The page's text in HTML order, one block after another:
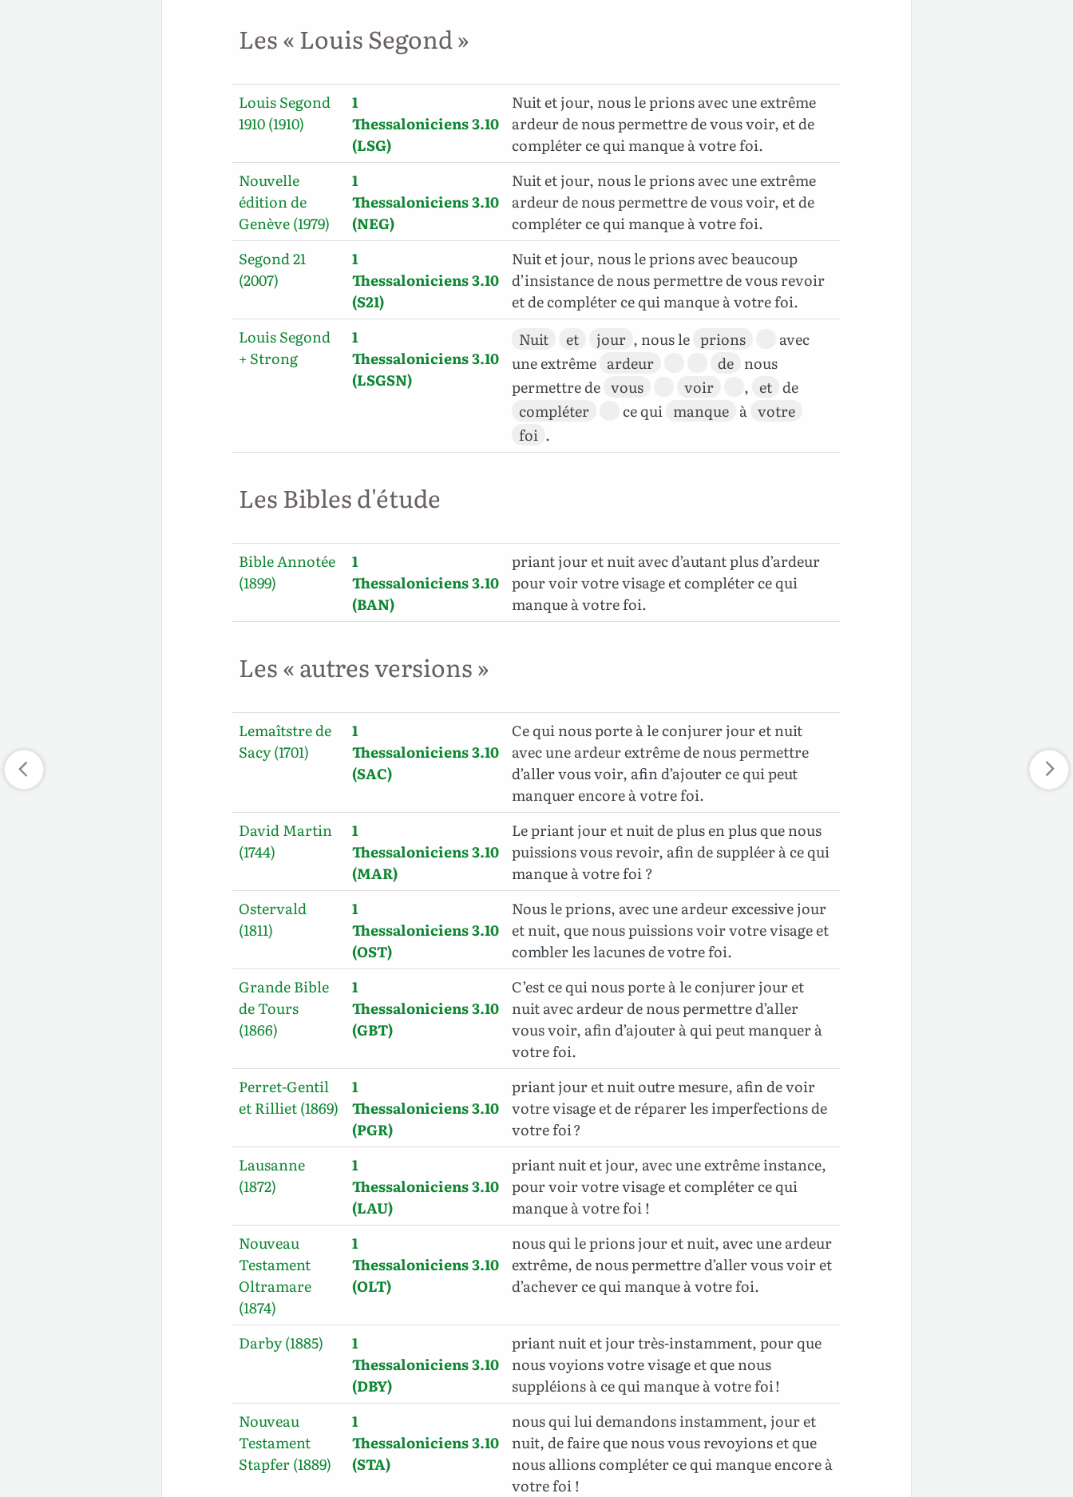
Les « Louis Segond »
Louis Segond
1910 (1910)
1
Thessaloniciens 3.10
(LSG)
Nuit et jour, nous le prions avec une extrême
ardeur de nous permettre de vous voir, et de
compléter ce qui manque à votre foi.
Nouvelle
édition de
Genève (1979)
1
Thessaloniciens 3.10
(NEG)
Nuit et jour, nous le prions avec une extrême
ardeur de nous permettre de vous voir, et de
compléter ce qui manque à votre foi.
Segond 21
(2007)
1
Thessaloniciens 3.10
(S21)
Nuit et jour, nous le prions avec beaucoup
d’insistance de nous permettre de vous revoir
et de compléter ce qui manque à votre foi.
Louis Segond
+ Strong
1
Thessaloniciens 3.10
(LSGSN)
Nuit et jour , nous le prions
avec
une extrême ardeur de nous
permettre de vous voir , et de
compléter
ce qui manque à votre
foi .
Les Bibles d'étude
Bible Annotée
(1899)
1
Thessaloniciens 3.10
(BAN)
priant jour et nuit avec d’autant plus d’ardeur
pour voir votre visage et compléter ce qui
manque à votre foi.
Les « autres versions »
Lemaîtstre de
Sacy (1701)
1
Thessaloniciens 3.10
(SAC)
Ce qui nous porte à le conjurer jour et nuit
avec une ardeur extrême de nous permettre
d’aller vous voir, afin d’ajouter ce qui peut
manquer encore à votre foi.
David Martin
(1744)
1
Thessaloniciens 3.10
(MAR)
Le priant jour et nuit de plus en plus que nous
puissions vous revoir, afin de suppléer à ce qui
manque à votre foi ?
Ostervald
(1811)
1
Thessaloniciens 3.10
(OST)
Nous le prions, avec une ardeur excessive jour
et nuit, que nous puissions voir votre visage et
combler les lacunes de votre foi.
Grande Bible
de Tours
(1866)
1
Thessaloniciens 3.10
(GBT)
C’est ce qui nous porte à le conjurer jour et
nuit avec ardeur de nous permettre d’aller
vous voir, afin d’ajouter à qui peut manquer à
votre foi.
Perret-Gentil
et Rilliet (1869)
1
Thessaloniciens 3.10
(PGR)
priant jour et nuit outre mesure, afin de voir
votre visage et de réparer les imperfections de
votre foi ?
Lausanne
(1872)
1
Thessaloniciens 3.10
(LAU)
priant nuit et jour, avec une extrême instance,
pour voir votre visage et compléter ce qui
manque à votre foi !
Nouveau
Testament
Oltramare
(1874)
1
Thessaloniciens 3.10
(OLT)
nous qui le prions jour et nuit, avec une ardeur
extrême, de nous permettre d’aller vous voir et
d’achever ce qui manque à votre foi.
Darby (1885)
1
Thessaloniciens 3.10
(DBY)
priant nuit et jour très-instamment, pour que
nous voyions votre visage et que nous
suppléions à ce qui manque à votre foi !
Nouveau
Testament
Stapfer (1889)
1
Thessaloniciens 3.10
(STA)
nous qui lui demandons instamment, jour et
nuit, de faire que nous vous revoyions et que
nous allions compléter ce qui manque encore à
votre foi !